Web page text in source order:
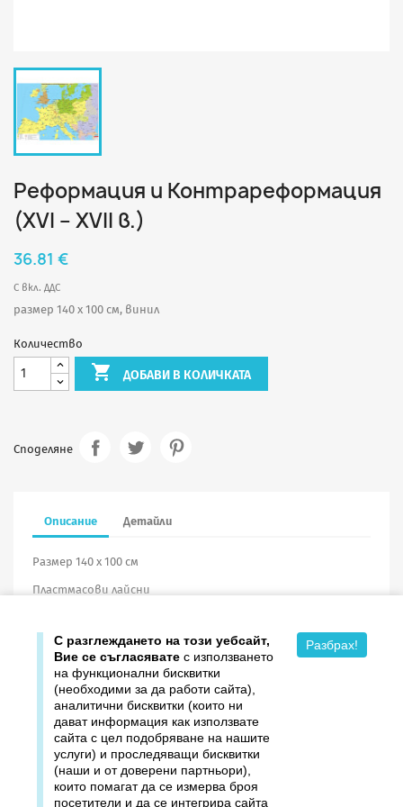
Реформация и Контрареформация
(XVI – XVII в.)
36.81 €
С вкл. ДДС
размер 140 х 100 см, винил
Количество
 ДОБАВИ В КОЛИЧКАТА
Споделяне
Описание Детайли
Размер 140 х 100 см
Пластмасови лайсни
Продукти
Издателство ДОМИНО
С разглеждането на този уебсайт,
Вие се съгласявате с използването
на функционални бисквитки
(необходими за да работи сайта),
аналитични бисквитки (които ни
дават информация как използвате
сайта с цел подобряване на нашите
услуги) и проследяващи бисквитки
(наши и от доверени партньори),
които помагат да се измерва броя
посетители и да се интегрира сайта
Разбрах!